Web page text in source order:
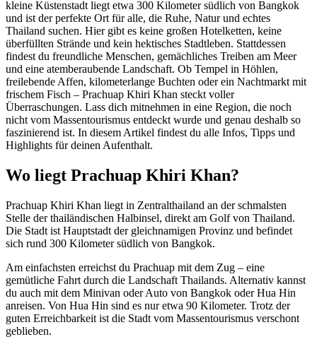
kleine Küstenstadt liegt etwa 300 Kilometer südlich von Bangkok
und ist der perfekte Ort für alle, die Ruhe, Natur und echtes
Thailand suchen. Hier gibt es keine großen Hotelketten, keine
überfüllten Strände und kein hektisches Stadtleben. Stattdessen
findest du freundliche Menschen, gemächliches Treiben am Meer
und eine atemberaubende Landschaft. Ob Tempel in Höhlen,
freilebende Affen, kilometerlange Buchten oder ein Nachtmarkt mit
frischem Fisch – Prachuap Khiri Khan steckt voller
Überraschungen. Lass dich mitnehmen in eine Region, die noch
nicht vom Massentourismus entdeckt wurde und genau deshalb so
faszinierend ist. In diesem Artikel findest du alle Infos, Tipps und
Highlights für deinen Aufenthalt.
Wo liegt Prachuap Khiri Khan?
Prachuap Khiri Khan liegt in Zentralthailand an der schmalsten
Stelle der thailändischen Halbinsel, direkt am Golf von Thailand.
Die Stadt ist Hauptstadt der gleichnamigen Provinz und befindet
sich rund 300 Kilometer südlich von Bangkok.
Am einfachsten erreichst du Prachuap mit dem Zug – eine
gemütliche Fahrt durch die Landschaft Thailands. Alternativ kannst
du auch mit dem Minivan oder Auto von Bangkok oder Hua Hin
anreisen. Von Hua Hin sind es nur etwa 90 Kilometer. Trotz der
guten Erreichbarkeit ist die Stadt vom Massentourismus verschont
geblieben.